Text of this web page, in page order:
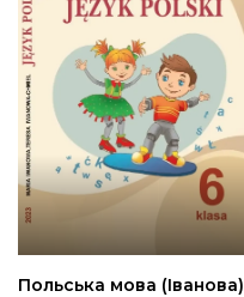
Польська мова (Іванова)